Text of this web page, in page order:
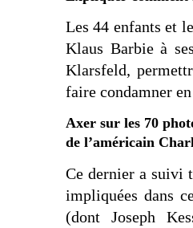
Les 44 enfants et
Klaus Barbie à
Klarsfeld,
faire condamner
Axer sur les 70
de l’américain
Ce dernier a suivi
impliquées dans
(dont Joseph